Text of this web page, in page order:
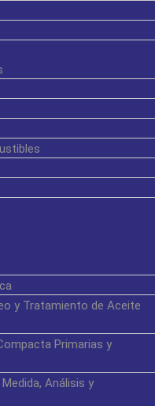
y Tratamiento de Aceite
Primarias y
Análisis y